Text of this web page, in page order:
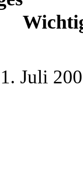
Juli